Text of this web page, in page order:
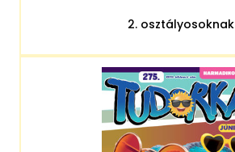
2. osztályosoknak